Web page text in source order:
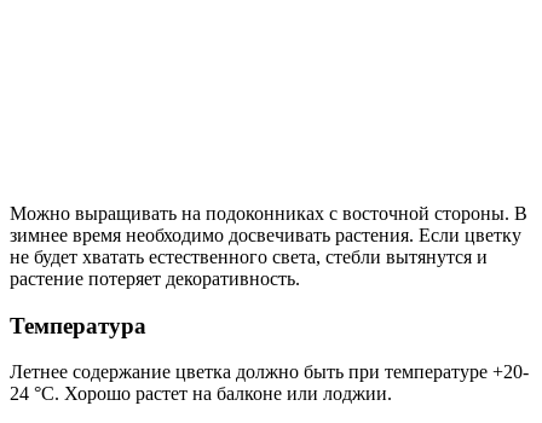
Можно выращивать на подоконниках с восточной стороны. В
зимнее время необходимо досвечивать растения. Если цветку
не будет хватать естественного света, стебли вытянутся и
растение потеряет декоративность.
Температура
Летнее содержание цветка должно быть при температуре +20-
24 °C. Хорошо растет на балконе или лоджии.